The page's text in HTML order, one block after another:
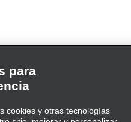
de privacidad
para
cookies y otras tecnologías